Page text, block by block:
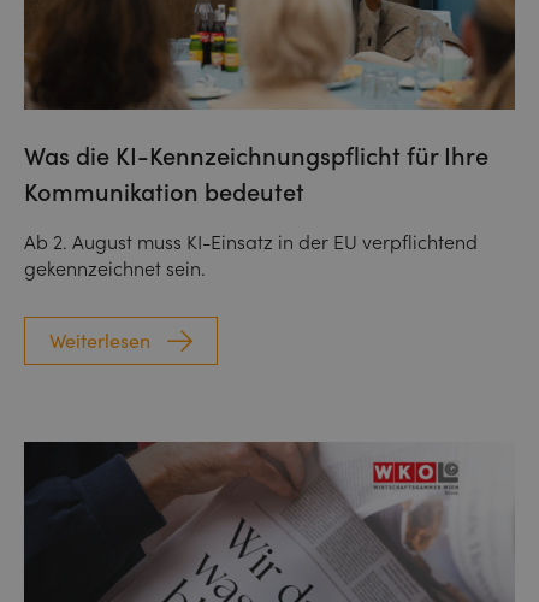
Was die KI-Kennzeichnungspflicht für Ihre
Kommunikation bedeutet
Ab 2. August muss KI-Einsatz in der EU verpflichtend
gekennzeichnet sein.
Weiterlesen